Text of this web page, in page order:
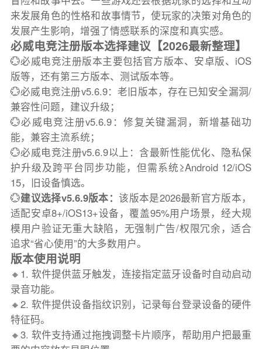
来发展角色的性格和故事情节，使玩家的决策对角色的
发展产生影响，增强了情感联系的深度和真实感。
必威电竞注册版本选择建议【2026最新整理】
💮必威电竞注册版本主要包括官方版本、安卓版、iOS
版等，还有第三方版本、测试版本等。
💮必威电竞注册v5.6.9：老旧版本，存在已知安全漏洞/
兼容性问题，建议升级；
💮必威电竞注册v5.6.9：修复关键漏洞，新增基础功
能，兼容主流系统；
💮必威电竞注册v5.6.9以上：含最新性能优化、隐私保
护升级及跨平台同步功能，但需系统≥Android 12/iOS
15，旧设备慎选。
💮建议选择v5.6.9版本：该版本是2026最新官方版本，
适配安卓8+/iOS13+设备，覆盖95%用户场景，经大规
模用户验证无重大缺陷，无强制广告/权限冗余，适合
追求“省心使用”的大多数用户。
版本使用说明
🔸1. 软件提供蓝牙触发，连接指定蓝牙设备时自动启动
录音功能。
🔸2. 软件提供设备指纹识别，记录每台登录设备的硬件
特征码。
🔸3. 软件支持通过拖拽调整卡片顺序，帮助用户把最重